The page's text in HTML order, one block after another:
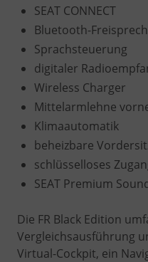
SEAT CONNECT
Bluetooth-
Sprachsteuerung
digitaler
Wireless Charger
Mittelarmlehne
Klimaautomatik
beheizbare
schlüsselloses
SEAT Premium
Die FR Black Edition
Vergleichsausführung
Virtual-Cockpit, ein